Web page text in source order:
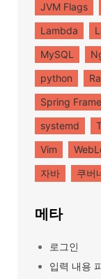
JVM Flags
Lambda
MySQL
python
Spring
systemd
Vim
자바
쿠버
메타
로그인
입력 내용